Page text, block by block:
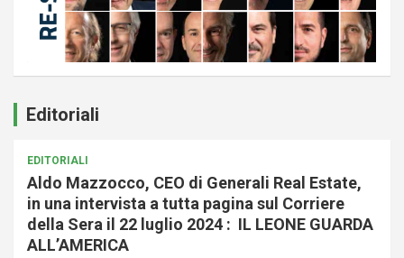
Editoriali
EDITORIALI
Aldo Mazzocco, CEO di Generali Real Estate,
in una intervista a tutta pagina sul Corriere
della Sera il 22 luglio 2024 : IL LEONE GUARDA
ALL’AMERICA